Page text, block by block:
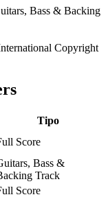
Copyright
Tipo
Score
Bass &
Track
Score